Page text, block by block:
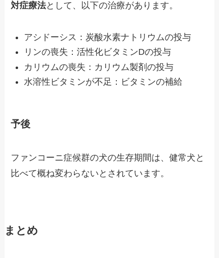
対症療法として、以下の治療があります。
アシドーシス：炭酸水素ナトリウムの投与
リンの喪失：活性化ビタミンDの投与
カリウムの喪失：カリウム製剤の投与
水溶性ビタミンが不足：ビタミンの補給
予後
ファンコーニ症候群の犬の生存期間は、健常犬と
比べて概ね変わらないとされています。
まとめ